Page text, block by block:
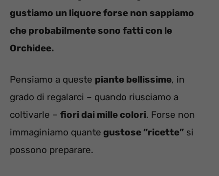
gustiamo un liquore forse non sappiamo
che probabilmente sono fatti con le
Orchidee.
Pensiamo a queste piante bellissime, in
grado di regalarci – quando riusciamo a
coltivarle – fiori dai mille colori. Forse non
immaginiamo quante gustose “ricette” si
possono preparare.